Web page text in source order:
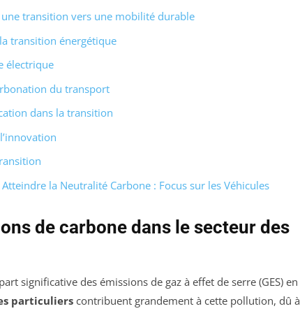
transition vers une mobilité durable
transition énergétique
électrique
du transport
dans la transition
la Neutralité Carbone : Focus sur les Véhicules
de carbone dans le secteur des
significative des émissions de gaz à effet de serre (GES) en
particuliers contribuent grandement à cette pollution, dû à